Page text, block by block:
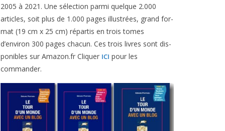
2005 à 2021 . Une sélec­tion par­mi quelque 2.000
articles, soit plus de 1 .000 pages illus­trées, grand for­
mat (19 cm x 25 cm) répar­tis en trois tomes
d’environ 300 pages cha­cun. Ces trois livres sont dis­
po­nibles sur Amazon​.fr Cliquer ICI pour les
commander.